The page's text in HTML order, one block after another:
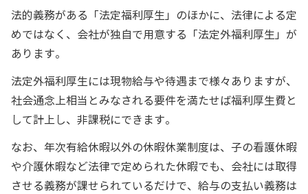
法的義務がある「法定福利厚生」のほかに、法律による定
めではなく、会社が独自で用意する「法定外福利厚生」が
あります。
法定外福利厚生には現物給与や待遇まで様々ありますが、
社会通念上相当とみなされる要件を満たせば福利厚生費と
して計上し、非課税にできます。
なお、年次有給休暇以外の休暇休業制度は、子の看護休暇
や介護休暇など法律で定められた休暇でも、会社には取得
させる義務が課せられているだけで、給与の支払い義務は